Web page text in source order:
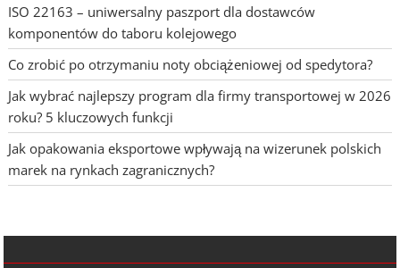
ISO 22163 – uniwersalny paszport dla dostawców
komponentów do taboru kolejowego
Co zrobić po otrzymaniu noty obciążeniowej od spedytora?
Jak wybrać najlepszy program dla firmy transportowej w 2026
roku? 5 kluczowych funkcji
Jak opakowania eksportowe wpływają na wizerunek polskich
marek na rynkach zagranicznych?